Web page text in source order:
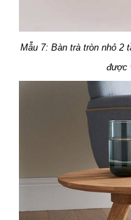
Mẫu 7: Bàn trà tròn nhỏ 2
được